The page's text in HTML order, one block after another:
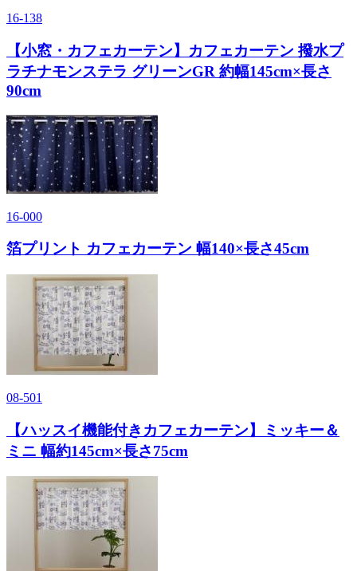
16-138
【小窓・カフェカーテン】カフェカーテン 撥水プ
ラチナモンステラ グリーンGR 約幅145cm×長さ
90cm
16-000
箔プリント カフェカーテン 幅140×長さ45cm
08-501
【ハッスイ機能付きカフェカーテン】ミッキー＆
ミニ 幅約145cm×長さ75cm